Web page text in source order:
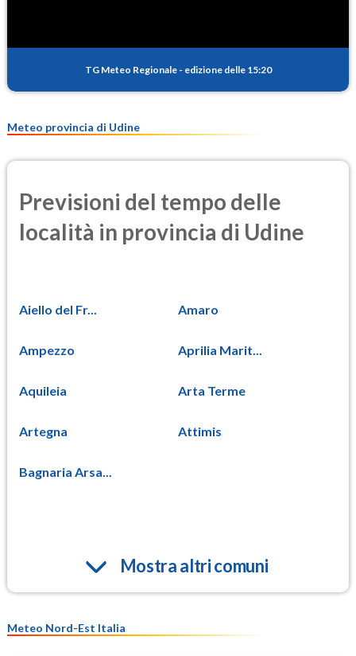
TG Meteo Regionale - edizione delle 15:20
Meteo provincia di Udine
Previsioni del tempo delle
località in provincia di Udine
Aiello del Fr... Amaro
Ampezzo Aprilia Marit...
Aquileia Arta Terme
Artegna Attimis
Bagnaria Arsa...
Mostra altri comuni
Meteo Nord-Est Italia